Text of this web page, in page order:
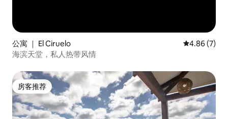
公寓 ｜ El Ciruelo 平均评分
4.86 (7)
海滨天堂，私人热带风情
房客推荐
房客推荐